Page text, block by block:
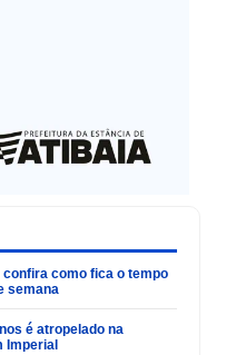
como fica o tempo
semana
é atropelado na
Imperial